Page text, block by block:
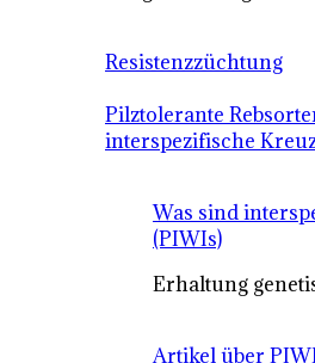
Resistenzzüchtung
Pilztolerante
interspezifische
Was sind
(PIWIs)
Erhaltung
Artikel über